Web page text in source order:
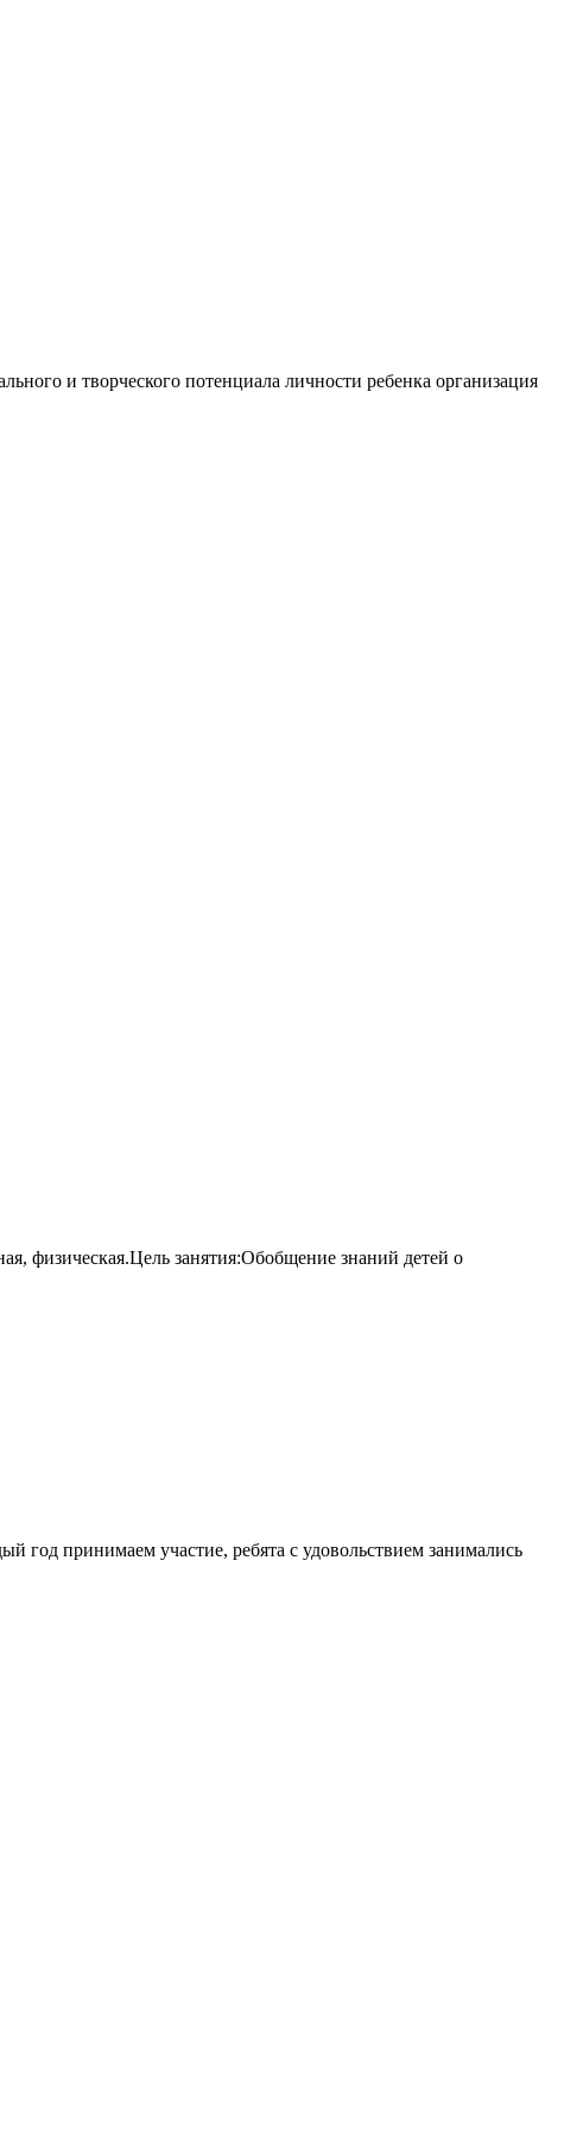
и творческого потенциала личности ребенка организация
физическая.Цель занятия:Обобщение знаний детей о
принимаем участие, ребята с удовольствием занимались